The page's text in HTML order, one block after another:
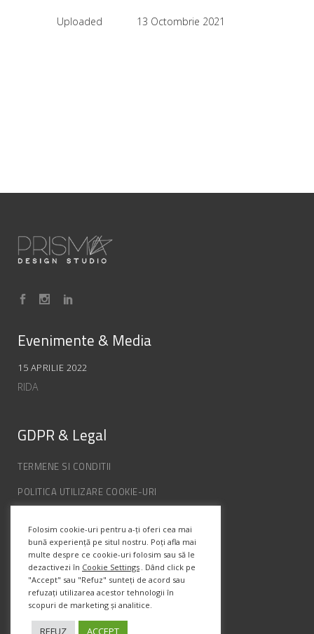
Uploaded 13 Octombrie 2021
Evenimente & Media
15 APRILIE 2022
RIDA
GDPR & Legal
TERMENE SI CONDITII
POLITICA UTILIZARE COOKIE-URI
ANPC
Info Contact
Str. Semenic, Nr.1, Ap.5, Timisoara.
Telefon:(+4) 0747 066 701
Folosim cookie-uri pentru a-ți oferi cea mai
bună experiență pe situl nostru. Poți afla mai
multe despre ce cookie-uri folosim sau să le
dezactivezi în Cookie Settings . Dând click pe
"Accept" sau "Refuz" sunteți de acord sau
refuzați utilizarea acestor tehnologii în
scopuri de marketing și analitice.
REFUZ ACCEPT